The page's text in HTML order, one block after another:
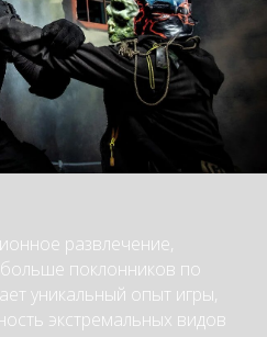
развлечение,
поклонников по
уникальный опыт игры,
экстремальных видов